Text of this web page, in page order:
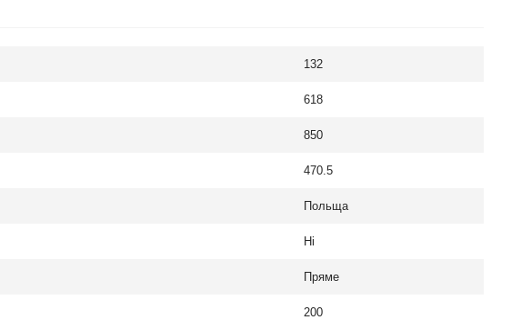
132
618
850
470.5
Польща
Ні
Пряме
200